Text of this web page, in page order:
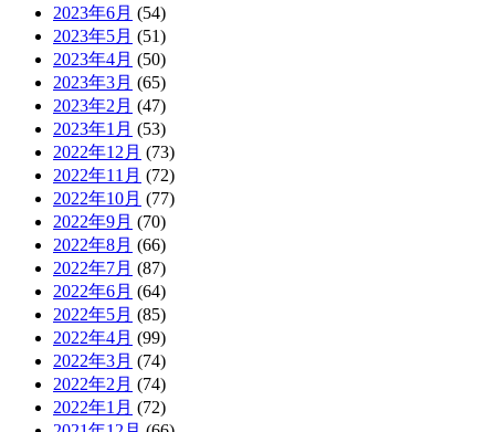
2023年6月 (54)
2023年5月 (51)
2023年4月 (50)
2023年3月 (65)
2023年2月 (47)
2023年1月 (53)
2022年12月 (73)
2022年11月 (72)
2022年10月 (77)
2022年9月 (70)
2022年8月 (66)
2022年7月 (87)
2022年6月 (64)
2022年5月 (85)
2022年4月 (99)
2022年3月 (74)
2022年2月 (74)
2022年1月 (72)